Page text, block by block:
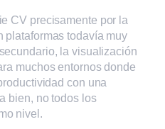
CV precisamente por la
plataformas todavía muy
la visualización
muchos entornos donde
con una
bien, no todos los
nivel.